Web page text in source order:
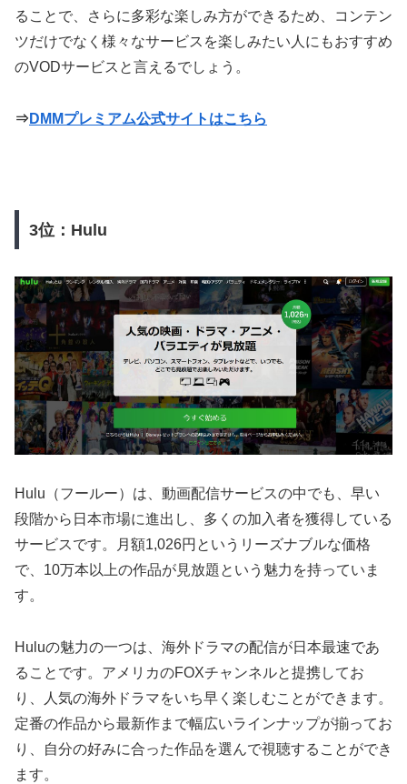
ることで、さらに多彩な楽しみ方ができるため、コンテン
ツだけでなく様々なサービスを楽しみたい人にもおすすめ
のVODサービスと言えるでしょう。
⇒ DMMプレミアム公式サイトはこちら
3位：Hulu
Hulu（フールー）は、動画配信サービスの中でも、早い
段階から日本市場に進出し、多くの加入者を獲得している
サービスです。月額1,026円というリーズナブルな価格
で、10万本以上の作品が見放題という魅力を持っていま
す。
Huluの魅力の一つは、海外ドラマの配信が日本最速であ
ることです。アメリカのFOXチャンネルと提携してお
り、人気の海外ドラマをいち早く楽しむことができます。
定番の作品から最新作まで幅広いラインナップが揃ってお
り、自分の好みに合った作品を選んで視聴することができ
ます。